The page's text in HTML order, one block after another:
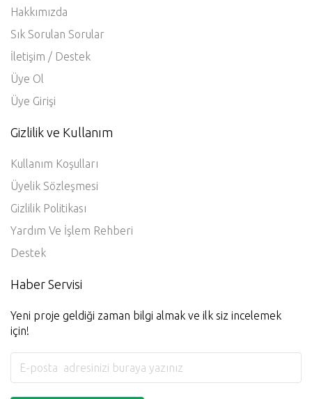
Hakkımızda
Sık Sorulan Sorular
İletişim / Destek
Üye Ol
Üye Girişi
Gizlilik ve Kullanım
Kullanım Koşulları
Üyelik Sözleşmesi
Gizlilik Politikası
Yardım Ve İşlem Rehberi
Destek
Haber Servisi
Yeni proje geldiği zaman bilgi almak ve ilk siz incelemek
için!